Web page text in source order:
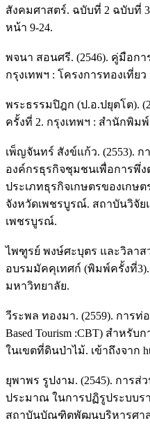
สังคมศาสตร์. ฉบับที่ 2 ฉบับที่
หน้า 9-24.
พจนา สอนศรี. (2546). คู่มือก
กรุงเทพฯ : โครงการทองเที่ย
พระธรรมปิฎก (ป.อ.ปยุตโต).
ครั้งที่ 2. กรุงเทพฯ : สำนักพิ
เพ็ญจันทร์ สังข์แก้ว. (2553).
องค์กรธุรกิจชุมชนเพื่อการพึ่ง
ประเภทธุรกิจเกษตรของเกษ
จังหวัดเพชรบูรณ์. สถาบันวิจั
เพชรบูรณ์.
ไพฑูรย์ พงษ์ศะบุตร และวิลาส
อบรมมัคคุเทศก์ (พิมพ์ครั้งที่
มหาวิทยาลัย.
วีระพล ทองมา. (2559). การท่
Based Tourism :CBT) สำห
ในเขตที่ดินป่าไม้. เข้าถึงจาก
ยุพาพร รูปงาม. (2545). การ
ประมาณ ในการปฏิรูประบบ
สถาบันบัณฑิตพัฒนบริหารศา